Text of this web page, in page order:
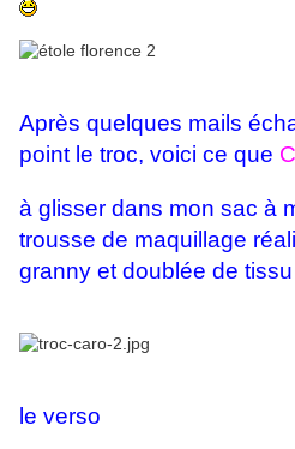
Après quelques mails
point le troc, voici ce que
à glisser dans mon sac à
trousse de maquillage
granny et doublée de tissu
le verso